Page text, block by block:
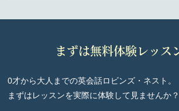
まずは無料体験レッス
0才から大人までの英会話ロビンズ・ネスト。
まずはレッスンを実際に体験して見ませんか？